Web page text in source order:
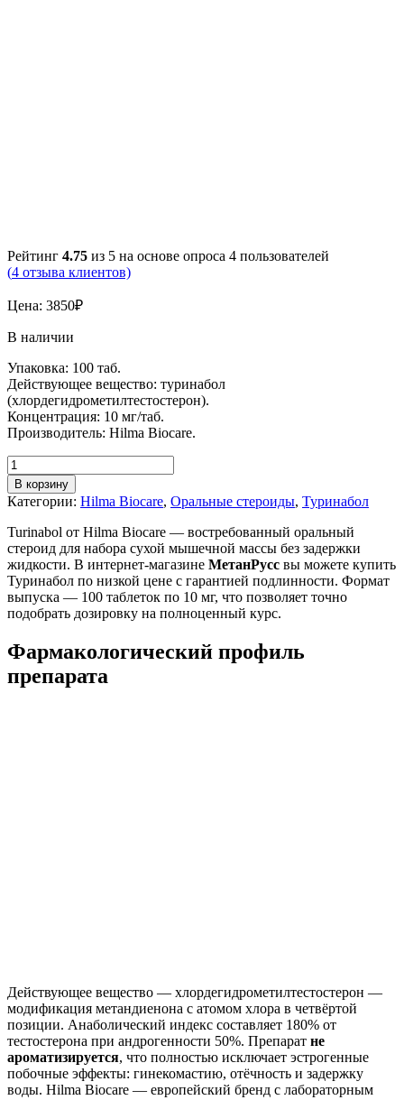
Рейтинг 4.75 из 5 на основе опроса 4 пользователей
(4 отзыва клиентов)
Цена: 3850₽
В наличии
Упаковка: 100 таб.
Действующее вещество: туринабол
(хлордегидрометилтестостерон).
Концентрация: 10 мг/таб.
Производитель: Hilma Biocare.
В корзину
Категории: Hilma Biocare, Оральные стероиды, Туринабол
Turinabol от Hilma Biocare — востребованный оральный
стероид для набора сухой мышечной массы без задержки
жидкости. В интернет-магазине МетанРусс вы можете купить
Туринабол по низкой цене с гарантией подлинности. Формат
выпуска — 100 таблеток по 10 мг, что позволяет точно
подобрать дозировку на полноценный курс.
Фармакологический профиль
препарата
Действующее вещество — хлордегидрометилтестостерон —
модификация метандиенона с атомом хлора в четвёртой
позиции. Анаболический индекс составляет 180% от
тестостерона при андрогенности 50%. Препарат не
ароматизируется, что полностью исключает эстрогенные
побочные эффекты: гинекомастию, отёчность и задержку
воды. Hilma Biocare — европейский бренд с лабораторным